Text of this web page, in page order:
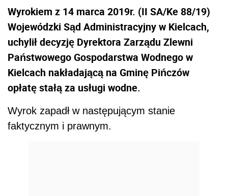
Wyrokiem z 14 marca 2019r. (II SA/Ke 88/19)
Wojewódzki Sąd Administracyjny w Kielcach,
uchylił decyzję Dyrektora Zarządu Zlewni
Państwowego Gospodarstwa Wodnego w
Kielcach nakładającą na Gminę Pińczów
opłatę stałą za usługi wodne.
Wyrok zapadł w następującym stanie
faktycznym i prawnym.